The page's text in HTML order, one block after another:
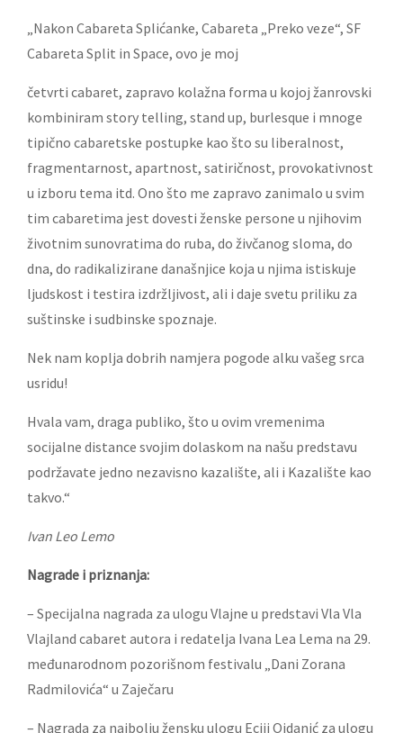
„Nakon Cabareta Splićanke, Cabareta „Preko veze“, SF
Cabareta Split in Space, ovo je moj
četvrti cabaret, zapravo kolažna forma u kojoj žanrovski
kombiniram story telling, stand up, burlesque i mnoge
tipično cabaretske postupke kao što su liberalnost,
fragmentarnost, apartnost, satiričnost, provokativnost
u izboru tema itd. Ono što me zapravo zanimalo u svim
tim cabaretima jest dovesti ženske persone u njihovim
životnim sunovratima do ruba, do živčanog sloma, do
dna, do radikalizirane današnjice koja u njima istiskuje
ljudskost i testira izdržljivost, ali i daje svetu priliku za
suštinske i sudbinske spoznaje.
Nek nam koplja dobrih namjera pogode alku vašeg srca
usridu!
Hvala vam, draga publiko, što u ovim vremenima
socijalne distance svojim dolaskom na našu predstavu
podržavate jedno nezavisno kazalište, ali i Kazalište kao
takvo.“
Ivan Leo Lemo
Nagrade i priznanja:
– Specijalna nagrada za ulogu Vlajne u predstavi Vla Vla
Vlajland cabaret autora i redatelja Ivana Lea Lema na 29.
međunarodnom pozorišnom festivalu „Dani Zorana
Radmilovića“ u Zaječaru
– Nagrada za najbolju žensku ulogu Eciji Ojdanić za ulogu